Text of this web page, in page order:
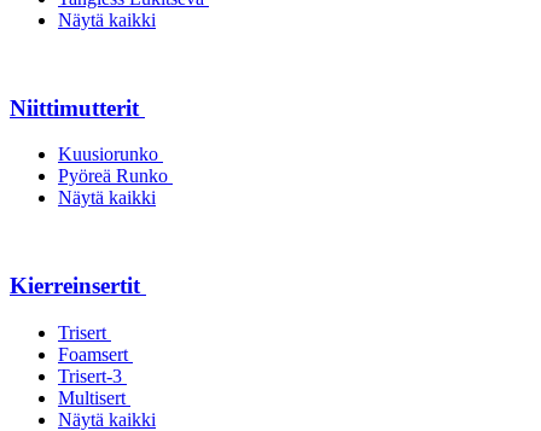
Näytä kaikki
Niittimutterit
Kuusiorunko
Pyöreä Runko
Näytä kaikki
Kierreinsertit
Trisert
Foamsert
Trisert-3
Multisert
Näytä kaikki